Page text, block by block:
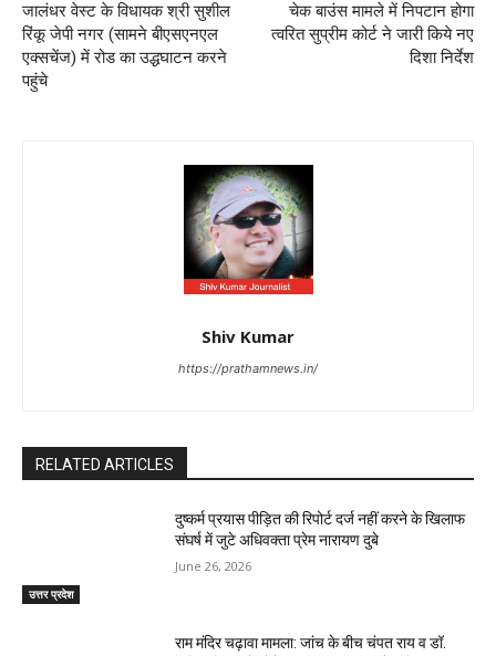
जालंधर वेस्ट के विधायक श्री सुशील
रिंकू जेपी नगर (सामने बीएसएनएल
एक्सचेंज) में रोड का उद्धघाटन करने
पहुंचे
चेक बाउंस मामले में निपटान होगा
त्वरित सुप्रीम कोर्ट ने जारी किये नए
दिशा निर्देश
Shiv Kumar
https://prathamnews.in/
RELATED ARTICLES
उत्तर प्रदेश
दुष्कर्म प्रयास पीड़ित की रिपोर्ट दर्ज नहीं करने के खिलाफ
संघर्ष में जुटे अधिवक्ता प्रेम नारायण दुबे
June 26, 2026
राम मंदिर चढ़ावा मामला: जांच के बीच चंपत राय व डॉ.